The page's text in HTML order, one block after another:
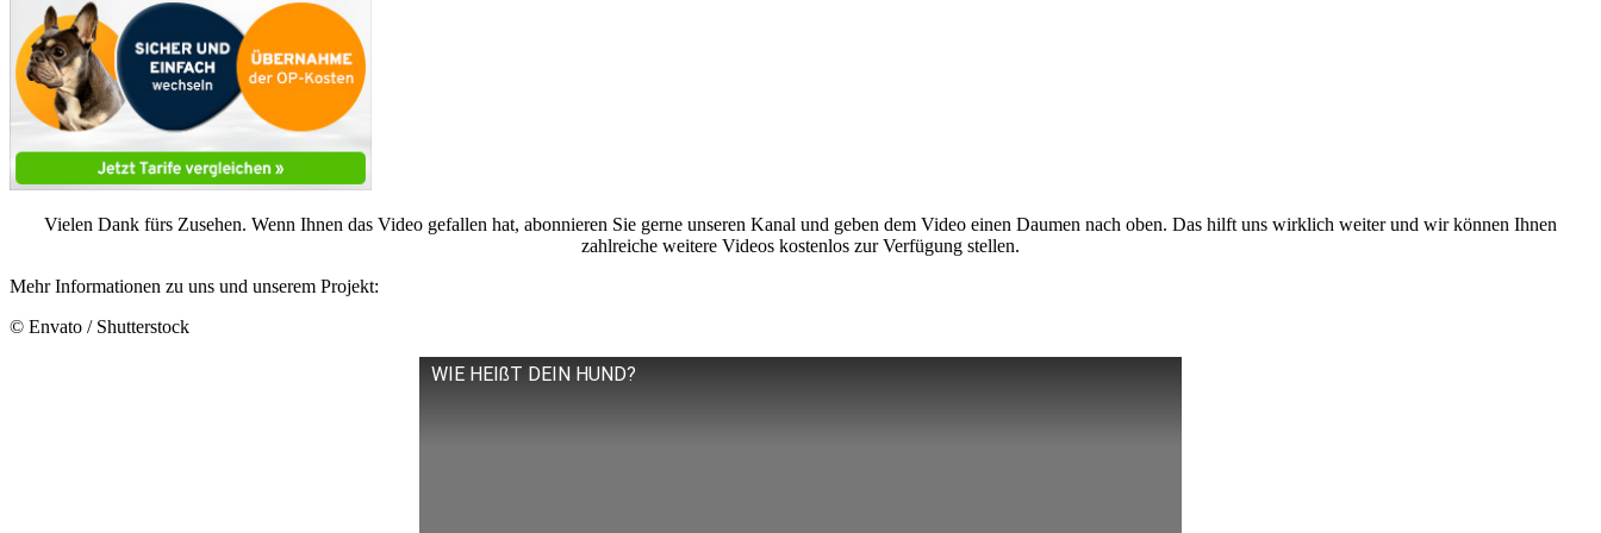
Vielen Dank fürs Zusehen. Wenn Ihnen das Video gefallen hat, abonnieren Sie gerne unseren Kanal und geben dem Video einen Daumen nach oben. Das hilft uns wirklich weiter und wir können Ihnen
zahlreiche weitere Videos kostenlos zur Verfügung stellen.
Mehr Informationen zu uns und unserem Projekt:
© Envato / Shutterstock
WIE HEIßT DEIN HUND?